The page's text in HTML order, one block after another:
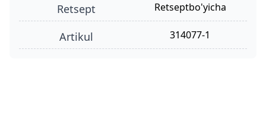
retsept retseptbo'yicha
Artikul 314077-1